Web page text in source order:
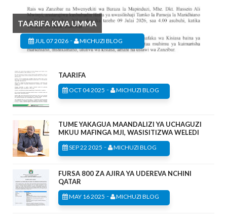
TAARIFA KWA UMMA
JUL 07 2026 - MICHUZI BLOG
TAARIFA
OCT 04 2025 - MICHUZI BLOG
TUME YAKAGUA MAANDALIZI YA UCHAGUZI
MKUU MAFINGA MJI, WASISITIZWA WELEDI
SEP 22 2025 - MICHUZI BLOG
FURSA 800 ZA AJIRA YA UDEREVA NCHINI
QATAR
MAY 16 2025 - MICHUZI BLOG